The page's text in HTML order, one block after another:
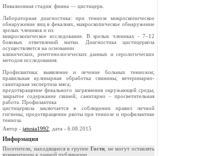
Инвазионная стадия: финна — цистицерк.
Лабораторная диагностика: при тениозе микроскопическое
обнаружение яиц в фекалиях, макроскопическое обнаружение
зрелых члеников и их
микроскопическое исследование. В зрелых члениках - 7–12
боковых ответвлений матки. Диагностика цистицеркоза
осуществляется на основании
клинических, рентгенологических данных и серологических
методов исследования.
Профилактика: выявление и лечение больных тениозом;
правильная кулинарная обработка свинины; ветеринарно-
санитарная экспертиза мяса;
предотвращение фекального загрязнения окружающей среды;
закрытое содержание свиней; санитарно – просветительная
работа. Профилактика
цистицеркоза заключается в соблюдении правил личной
гигиены, предотвращении рвоты при тениозе и профилактике
тениоза.
Автор - jatusia1992 , дата - 6.08.2015
Информация
Посетители, находящиеся в группе Гости, не могут оставлять
комментарии к данной публикации.